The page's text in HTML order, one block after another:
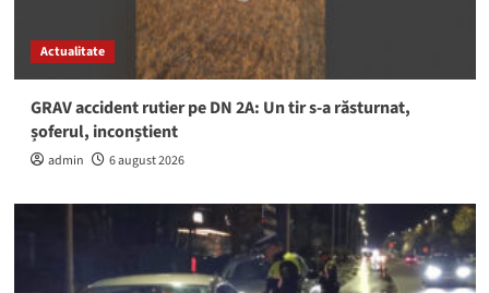
Actualitate
GRAV accident rutier pe DN 2A: Un tir s-a răsturnat,
șoferul, inconștient
admin 6 august 2026